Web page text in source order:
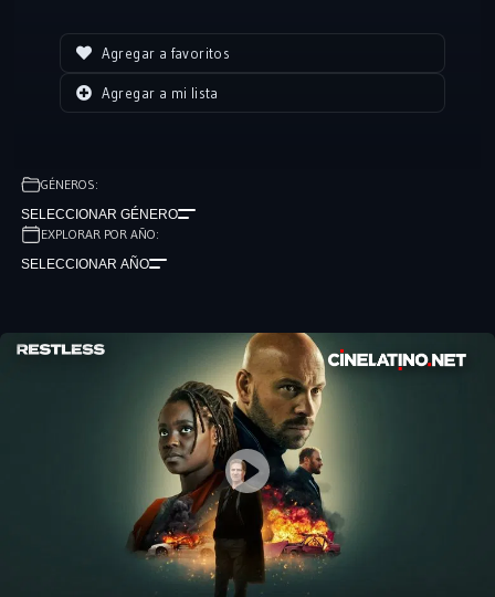
Agregar a favoritos
Agregar a mi lista
GÉNEROS:
SELECCIONAR GÉNERO
EXPLORAR POR AÑO:
SELECCIONAR AÑO